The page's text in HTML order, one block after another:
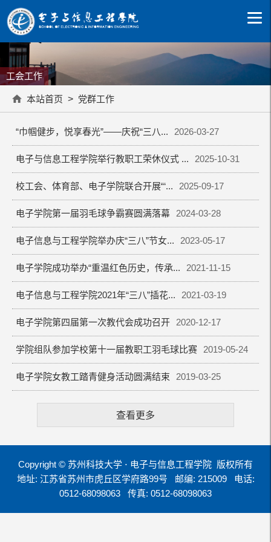
工会工作
本站首页 > 党群工作
“巾帼健步，悦享春光”——庆祝“三八... 2026-03-27
电子与信息工程学院举行教职工荣休仪式 ... 2025-10-31
校工会、体育部、电子学院联合开展“‘... 2025-09-17
电子学院第一届羽毛球争霸赛圆满落幕 2024-03-28
电子信息与工程学院举办庆“三八”节女... 2023-05-17
电子学院成功举办“重温红色历史，传承... 2021-11-15
电子信息与工程学院2021年“三八”插花... 2021-03-19
电子学院第四届第一次教代会成功召开 2020-12-17
学院组队参加学校第十一届教职工羽毛球比赛 2019-05-24
电子学院女教工踏青健身活动圆满结束 2019-03-25
查看更多
Copyright © 苏州科技大学 ⋅ 电子与信息工程学院 版权所有
地址: 江苏省苏州市虎丘区学府路99号
邮编: 215009
电话:
0512-68098063
传真: 0512-68098063